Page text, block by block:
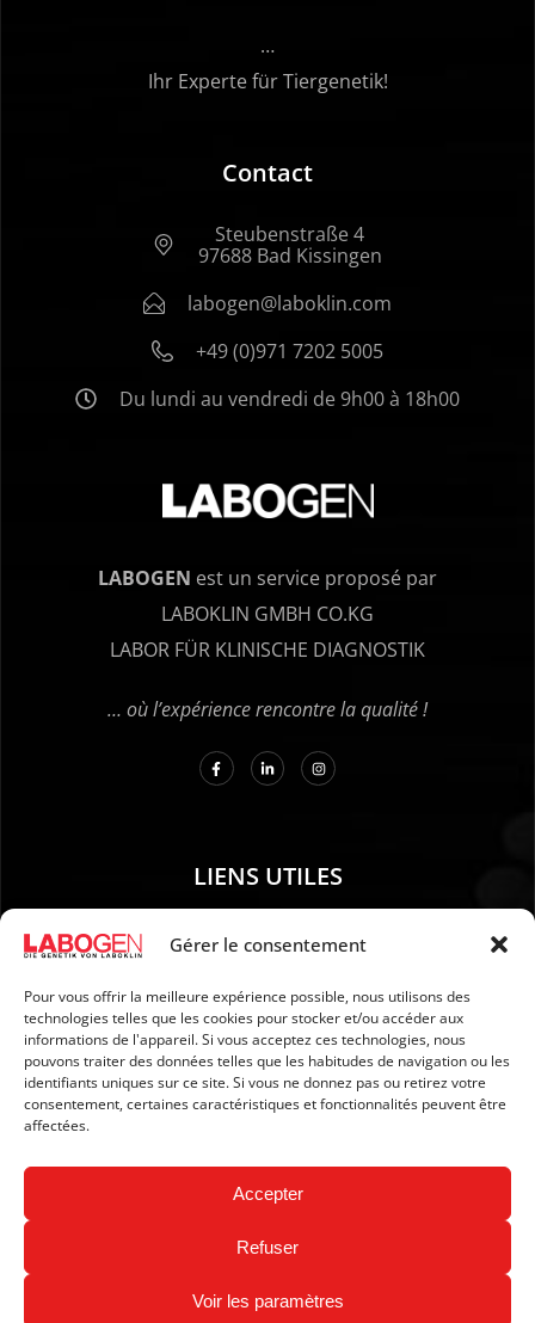
Gérer le consentement
Pour vous offrir la meilleure expérience possible, nous utilisons des
technologies telles que les cookies pour stocker et/ou accéder aux
informations de l'appareil. Si vous acceptez ces technologies, nous
pouvons traiter des données telles que les habitudes de navigation ou les
identifiants uniques sur ce site. Si vous ne donnez pas ou retirez votre
consentement, certaines caractéristiques et fonctionnalités peuvent être
affectées.
Accepter
Refuser
Voir les paramètres
…
Ihr Experte für Tiergenetik!
Contact
Steubenstraße 4
97688 Bad Kissingen
labogen@laboklin.com
+49 (0)971 7202 5005
Du lundi au vendredi de 9h00 à 18h00
LABOGEN est un service proposé par
LABOKLIN GMBH CO.KG
LABOR FÜR KLINISCHE DIAGNOSTIK
… où l’expérience rencontre la qualité !
LIENS UTILES
01. Instructions pour le prélèvement d’échantillons
03. Mention légales
04. Protection des données
05. CGV
06. Politique d’annulation
Copyright © 2024 LABOGEN by LABOKLIN. All Rights